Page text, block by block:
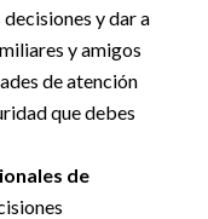
y dar a
y amigos
de atención
que debes
de